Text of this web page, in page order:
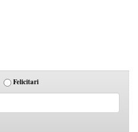
Felicitari